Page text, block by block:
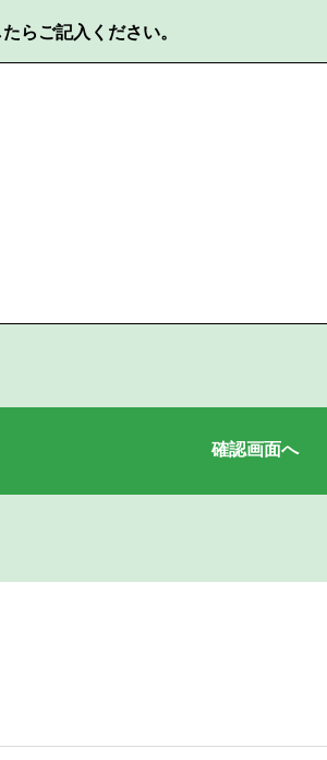
らご記入ください。